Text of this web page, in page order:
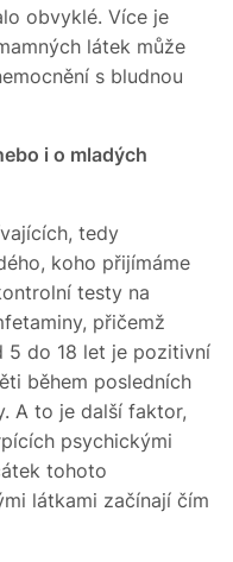
obvyklé. Více je
látek může
s bludnou
i o mladých
tedy
koho přijímáme
testy na
přičemž
5 do 18 let je pozitivní
během posledních
A to je další faktor,
psychickými
tohoto
látkami začínají čím